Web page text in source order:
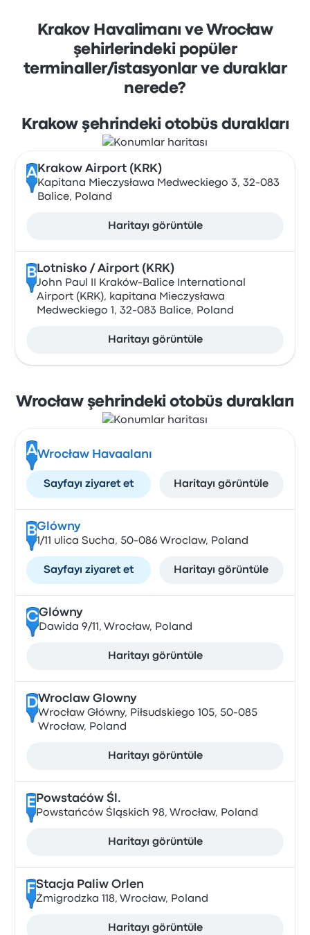
Krakov Havalimanı ve Wrocław
şehirlerindeki popüler
terminaller/istasyonlar ve duraklar
nerede?
Krakow şehrindeki otobüs durakları
A Krakow Airport (KRK)
Kapitana Mieczysława Medweckiego 3, 32-083
Balice, Poland
Haritayı görüntüle
B Lotnisko / Airport (KRK)
John Paul II Kraków-Balice International
Airport (KRK), kapitana Mieczysława
Medweckiego 1, 32-083 Balice, Poland
Haritayı görüntüle
Wrocław şehrindeki otobüs durakları
AWrocław Havaalanı
Sayfayı ziyaret et Haritayı görüntüle
BGlówny
1/11 ulica Sucha, 50-086 Wroclaw, Poland
Sayfayı ziyaret et Haritayı görüntüle
CGlówny
Dawida 9/11, Wrocław, Poland
Haritayı görüntüle
DWroclaw Glowny
Wrocław Główny, Piłsudskiego 105, 50-085
Wrocław, Poland
Haritayı görüntüle
E Powstaćów Śl.
Powstańców Śląskich 98, Wrocław, Poland
Haritayı görüntüle
FStacja Paliw Orlen
Żmigrodzka 118, Wrocław, Poland
Haritayı görüntüle